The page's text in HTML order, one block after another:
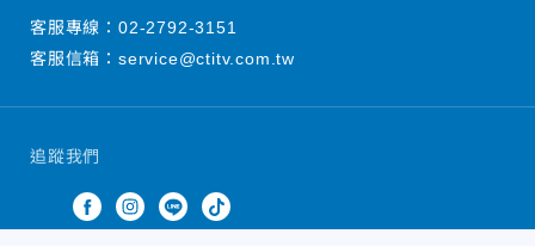
追蹤我們
客服專線： 02-2792-3151
客服信箱： service@ctitv.com.tw